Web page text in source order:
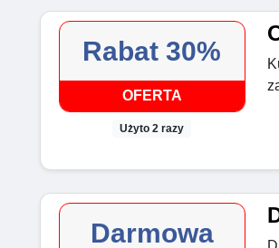
Rabat 30%
OFERTA
Użyto 2 razy
Darmowa